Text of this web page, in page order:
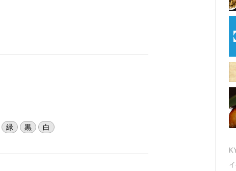
緑 黒 白